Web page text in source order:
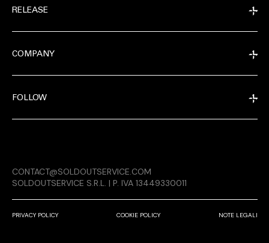
RELEASE
RELEASE
COMPANY
FOLLOW
PRIVACY POLICY COOKIE POLICY NOTE LEGALI
CONTACT@SOLDOUTSERVICE.COM
SOLDOUTSERVICE S.R.L. | P. IVA 13449330011